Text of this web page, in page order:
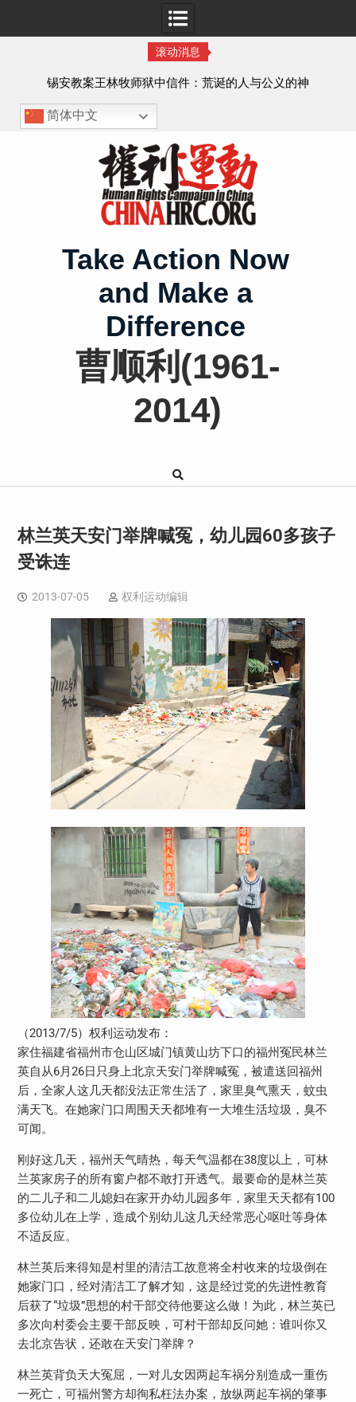
滚动消息
锡安教案王林牧师狱中信件：荒诞的人与公义的神
简体中文
Take Action Now
and Make a
Difference
曹顺利(1961-
2014)
林兰英天安门举牌喊冤，幼儿园60多孩子
受诛连
2013-07-05 权利运动编辑
（2013/7/5）权利运动发布：
家住福建省福州市仓山区城门镇黄山坊下口的福州冤民林兰
英自从6月26日只身上北京天安门举牌喊冤，被遣送回福州
后，全家人这几天都没法正常生活了，家里臭气熏天，蚊虫
满天飞。在她家门口周围天天都堆有一大堆生活垃圾，臭不
可闻。
刚好这几天，福州天气晴热，每天气温都在38度以上，可林
兰英家房子的所有窗户都不敢打开透气。最要命的是林兰英
的二儿子和二儿媳妇在家开办幼儿园多年，家里天天都有100
多位幼儿在上学，造成个别幼儿这几天经常恶心呕吐等身体
不适反应。
林兰英后来得知是村里的清洁工故意将全村收来的垃圾倒在
她家门口，经对清洁工了解才知，这是经过党的先进性教育
后获了“垃圾”思想的村干部交待他要这么做！为此，林兰英已
多次向村委会主要干部反映，可村干部却反问她：谁叫你又
去北京告状，还敢在天安门举牌？
林兰英背负天大冤屈，一对儿女因两起车祸分别造成一重伤
一死亡，可福州警方却徇私枉法办案，放纵两起车祸的肇事